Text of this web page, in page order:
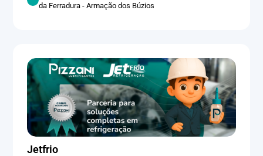
da Ferradura - Armação dos Búzios
Jetfrio